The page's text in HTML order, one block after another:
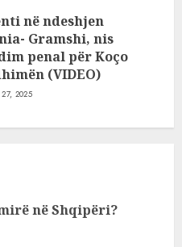
në ndeshjen
Gramshi, nis
penal për Koço
(VIDEO)
2025
në Shqipëri?